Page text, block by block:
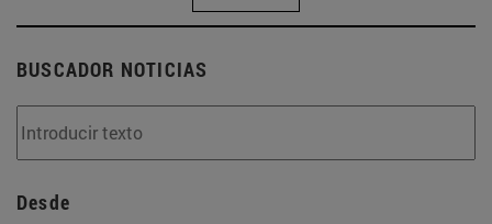
BUSCADOR NOTICIAS
Desde